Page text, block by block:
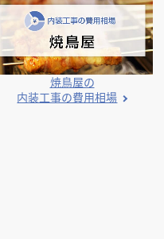
焼鳥屋の
内装工事の費用相場